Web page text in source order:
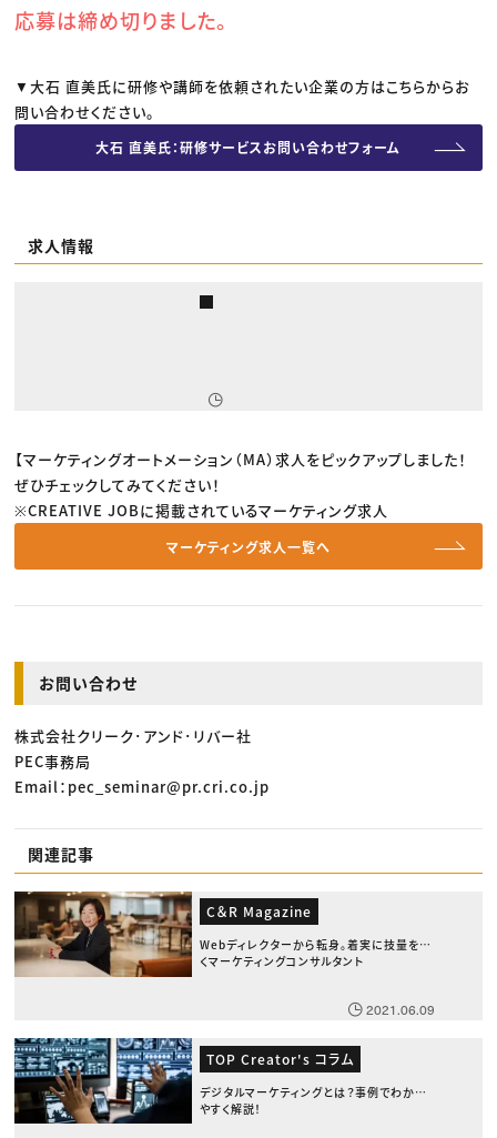
応募は締め切りました。
▼大石 直美氏に研修や講師を依頼されたい企業の方はこちらからお
問い合わせください。
大石 直美氏：研修サービスお問い合わせフォーム
求人情報
【マーケティングオートメーション（MA）求人をピックアップしました！
ぜひチェックしてみてください！
※CREATIVE JOBに掲載されているマーケティング求人
マーケティング求人一覧へ
お問い合わせ
株式会社クリーク･アンド･リバー社
PEC事務局
Email：pec_seminar@pr.cri.co.jp
関連記事
C＆R Magazine
Webディレクターから転身。着実に技量を磨
くマーケティングコンサルタント
2021.06.09
TOP Creator's コラム
デジタルマーケティングとは？事例でわかり
やすく解説！